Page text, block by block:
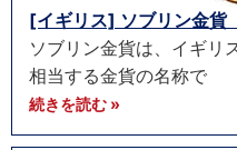
[イギリス] ソブリン金貨
ソブリン金貨は、イギリ
相当する金貨の名称で
続きを読む »